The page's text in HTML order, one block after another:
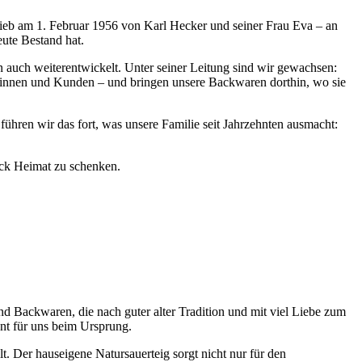
am 1. Februar 1956 von Karl Hecker und seiner Frau Eva – an
Bestand hat.
weiterentwickelt. Unter seiner Leitung sind wir gewachsen:
und Kunden – und bringen unsere Backwaren dorthin, wo sie
wir das fort, was unsere Familie seit Jahrzehnten ausmacht:
Heimat zu schenken.
Backwaren, die nach guter alter Tradition und mit viel Liebe zum
für uns beim Ursprung.
Der hauseigene Natursauerteig sorgt nicht nur für den